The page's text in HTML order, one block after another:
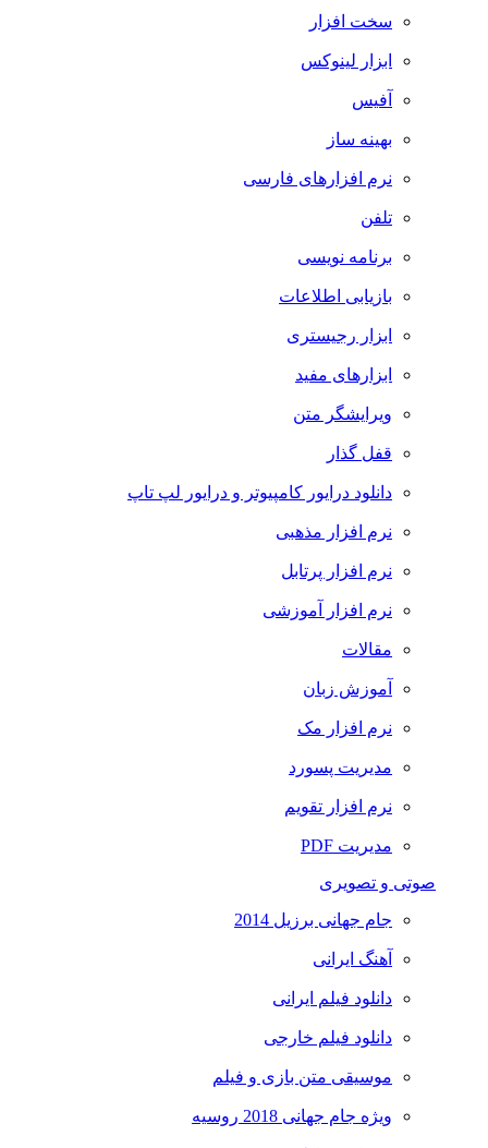
سخت افزار
ابزار لینوکس
آفیس
بهینه ساز
نرم افزارهای فارسی
تلفن
برنامه نویسی
بازیابی اطلاعات
ابزار رجیستری
ابزارهای مفید
ویرایشگر متن
قفل گذار
دانلود درایور کامپیوتر و درایور لپ تاپ
نرم افزار مذهبی
نرم افزار پرتابل
نرم افزار آموزشی
مقالات
آموزش زبان
نرم افزار مک
مدیریت پسورد
نرم افزار تقویم
مدیریت PDF
صوتی و تصویری
جام جهانی برزیل 2014
آهنگ ایرانی
دانلود فیلم ایرانی
دانلود فیلم خارجی
موسیقی متن بازی و فیلم
ویژه جام جهانی 2018 روسیه